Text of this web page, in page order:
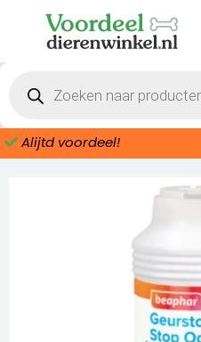
inhoud
zoeken
Alijtd voordeel!